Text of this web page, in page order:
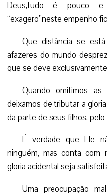
Deus,tudo é pouco
“exagero”neste empenho
Que distância se
afazeres do mundo
que se deve
Quando omitimos as
deixamos de tributar a
da parte de seus filhos,
É verdade que Ele
ninguém, mas conta com
gloria acidental seja
Uma preocupação